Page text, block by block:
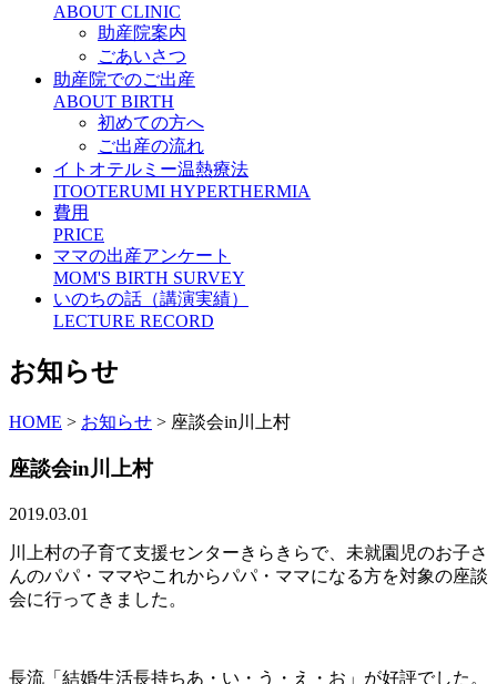
ABOUT CLINIC
助産院案内
ごあいさつ
助産院でのご出産
ABOUT BIRTH
初めての方へ
ご出産の流れ
イトオテルミー温熱療法
ITOOTERUMI HYPERTHERMIA
費用
PRICE
ママの出産アンケート
MOM'S BIRTH SURVEY
いのちの話（講演実績）
LECTURE RECORD
お知らせ
HOME > お知らせ > 座談会in川上村
座談会in川上村
2019.03.01
川上村の子育て支援センターきらきらで、未就園児のお子さ
んのパパ・ママやこれからパパ・ママになる方を対象の座談
会に行ってきました。
長流「結婚生活長持ちあ・い・う・え・お」が好評でした。